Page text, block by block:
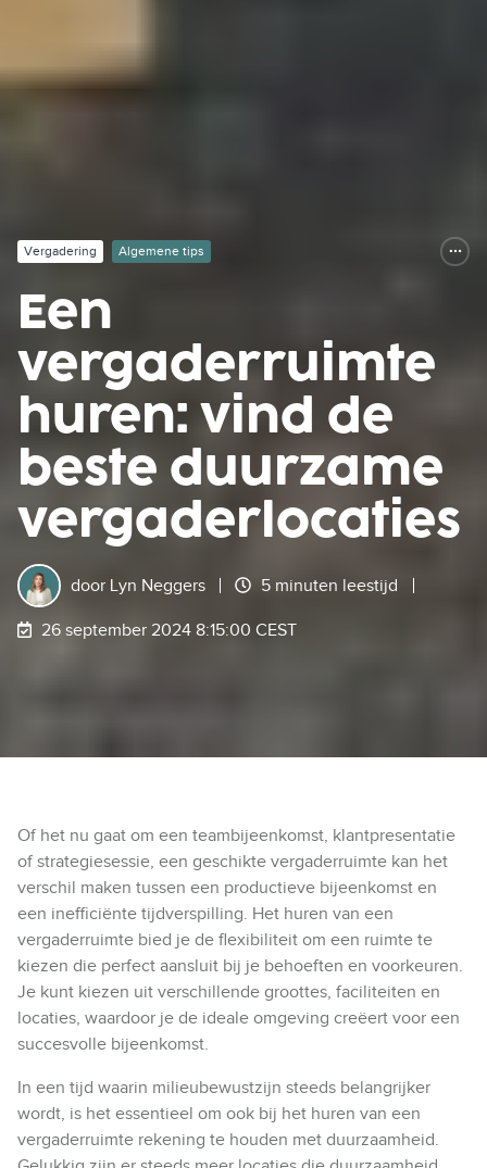
Vergadering Algemene tips
Een
vergaderruimte
huren: vind de
beste duurzame
vergaderlocaties
door Lyn Neggers 5 minuten leestijd
26 september 2024 8:15:00 CEST
Of het nu gaat om een teambijeenkomst, klantpresentatie
of strategiesessie, een geschikte vergaderruimte kan het
verschil maken tussen een productieve bijeenkomst en
een inefficiënte tijdverspilling. Het huren van een
vergaderruimte bied je de flexibiliteit om een ruimte te
kiezen die perfect aansluit bij je behoeften en voorkeuren.
Je kunt kiezen uit verschillende groottes, faciliteiten en
locaties, waardoor je de ideale omgeving creëert voor een
succesvolle bijeenkomst.
In een tijd waarin milieubewustzijn steeds belangrijker
wordt, is het essentieel om ook bij het huren van een
vergaderruimte rekening te houden met duurzaamheid.